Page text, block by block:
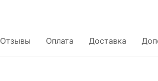
Отзывы Оплата Доставка